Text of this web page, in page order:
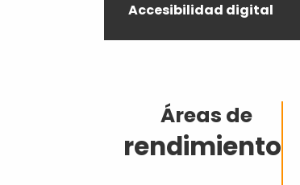
Accesibilidad digital
Áreas de
rendimiento